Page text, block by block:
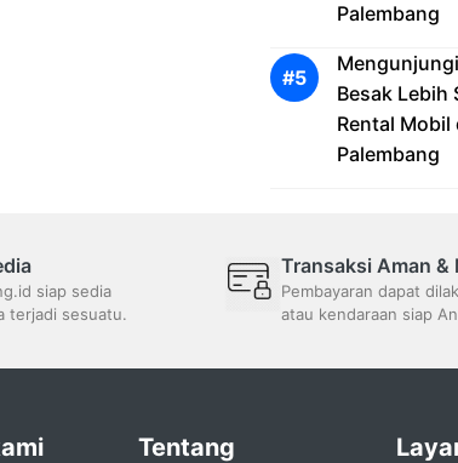
Palembang
Besak Lebih
Rental
Palembang
siap sedia
terjadi sesuatu.
Transaksi Aman &
Pembayaran dapat
atau kendaraan siap
Tentang